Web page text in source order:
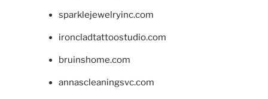
sparklejewelryinc.com
ironcladtattoostudio.com
bruinshome.com
annascleaningsvc.com